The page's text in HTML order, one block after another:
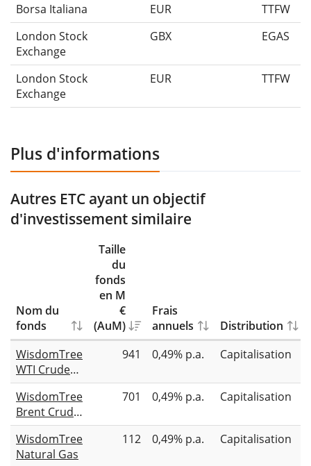
Borsa Italiana
EUR
TTFW
London Stock
Exchange
GBX EGAS
London Stock
Exchange
EUR TTFW
Plus d'informations
Autres ETC ayant un objectif
d'investissement similaire
Nom du
fonds
Taille
du
fonds
en M
€
(AuM)
Frais
annuels
Distribution
WisdomTree
WTI Crude
Oil
941 0,49% p.a. Capitalisation
WisdomTree
Brent Crude
Oil
701 0,49% p.a. Capitalisation
WisdomTree
Natural Gas
112 0,49% p.a. Capitalisation